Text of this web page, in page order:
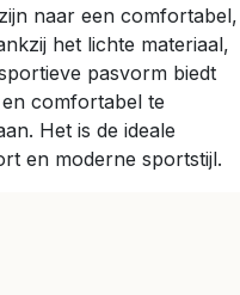
naar een comfortabel,
het lichte materiaal,
pasvorm biedt
comfortabel te
Het is de ideale
en moderne sportstijl.